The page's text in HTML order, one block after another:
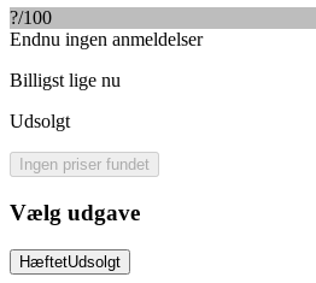
?/100
Endnu ingen anmeldelser
Billigst lige nu
Udsolgt
Ingen priser fundet
Vælg udgave
HæftetUdsolgt